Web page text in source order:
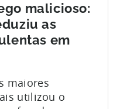
malicioso:
as
em
maiores
utilizou o